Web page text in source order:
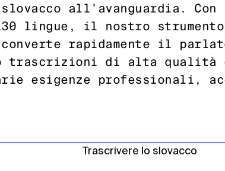
all'avanguardia. Con
lingue, il nostro
rapidamente il
trascrizioni di alta qualità
esigenze professionali,